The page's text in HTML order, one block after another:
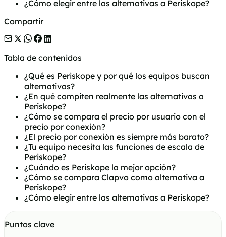
¿Cómo elegir entre las alternativas a Periskope?
Compartir
Tabla de contenidos
¿Qué es Periskope y por qué los equipos buscan
alternativas?
¿En qué compiten realmente las alternativas a
Periskope?
¿Cómo se compara el precio por usuario con el
precio por conexión?
¿El precio por conexión es siempre más barato?
¿Tu equipo necesita las funciones de escala de
Periskope?
¿Cuándo es Periskope la mejor opción?
¿Cómo se compara Clapvo como alternativa a
Periskope?
¿Cómo elegir entre las alternativas a Periskope?
Puntos clave